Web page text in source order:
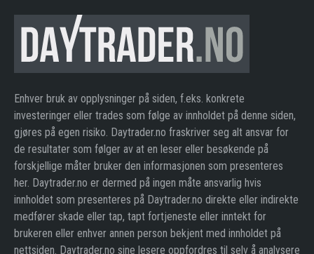
Enhver bruk av opplysninger på siden, f.eks. konkrete
investeringer eller trades som følge av innholdet på denne siden,
gjøres på egen risiko. Daytrader.no fraskriver seg alt ansvar for
de resultater som følger av at en leser eller besøkende på
forskjellige måter bruker den informasjonen som presenteres
her. Daytrader.no er dermed på ingen måte ansvarlig hvis
innholdet som presenteres på Daytrader.no direkte eller indirekte
medfører skade eller tap, tapt fortjeneste eller inntekt for
brukeren eller enhver annen person bekjent med innholdet på
nettsiden. Daytrader.no sine lesere oppfordres til selv å analysere